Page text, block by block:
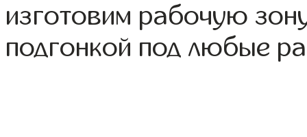
изготовим рабочую
подгонкой под любые